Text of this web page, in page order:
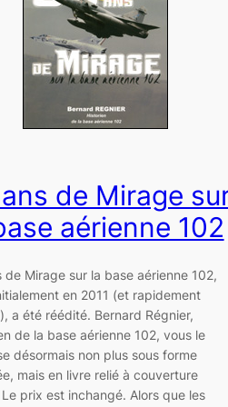
de Mirage
aérienne 102
de Mirage sur la base aérienne 102,
en 2011 (et rapidement
a été réédité. Bernard Régnier,
de la base aérienne 102, vous le
désormais non plus sous forme
mais en livre relié à couverture
prix est inchangé. Alors que les